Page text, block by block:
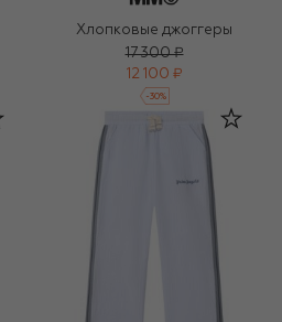
Хлопковые джоггеры
17 300 ₽
12 100 ₽
-30%